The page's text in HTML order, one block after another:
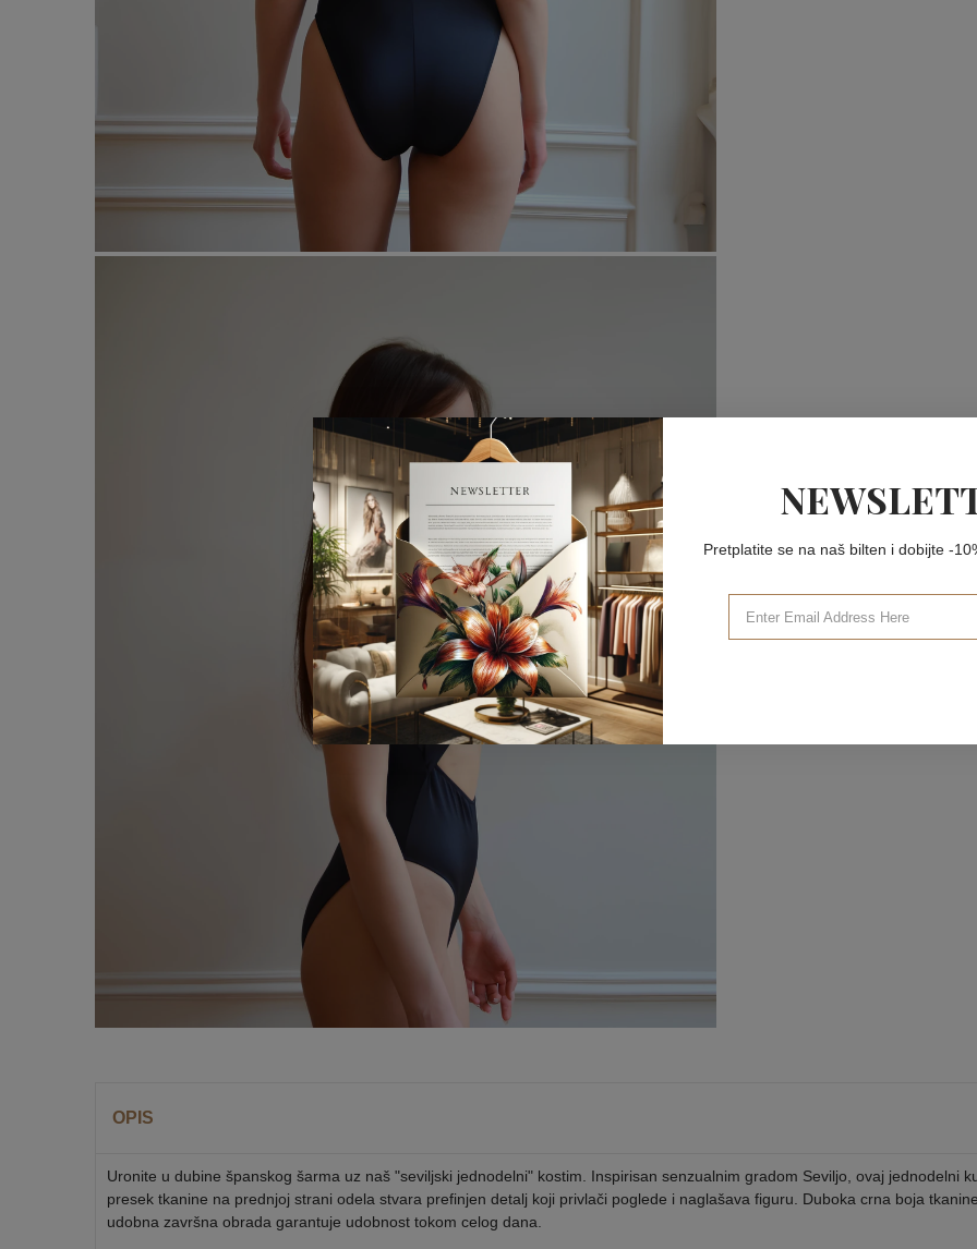
OPIS
Uronite u dubine španskog šarma uz naš "seviljski jednodelni" kostim. Inspirisan senzualnim gradom Seviljo, ovaj jednodelni
presek tkanine na prednjoj strani odela stvara prefinjen detalj koji privlači poglede i naglašava figuru. Duboka crna boja
udobna završna obrada garantuje udobnost tokom celog dana.
Pretplatite se na naš bilten i dobijte -